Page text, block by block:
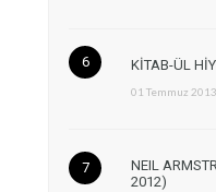
KİTAB-ÜL
01 Temmuz 2013
NEIL
2012)